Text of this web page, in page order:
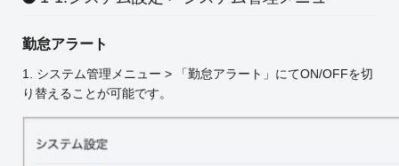
勤怠アラート
1. システム管理メニュー > 「勤怠アラート」にてON/OFFを切
り替えることが可能です。